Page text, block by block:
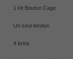
1 kit Bouton Cage
Un seul tendon
4 brins